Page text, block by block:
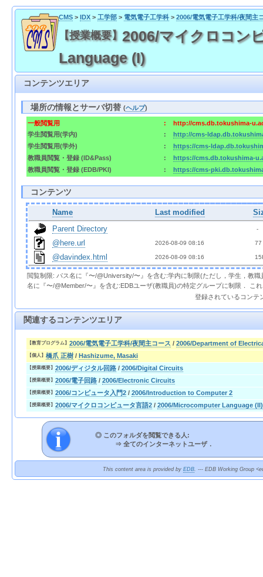
CMS> IDX> 工学部> 電気電子工学科> 2006/電気電子工学科/夜間主
【授業概要】 2006/マイクロコン
Language (I)
コンテンツエリア
場所の情報とサーバ切替(ヘルプ)
一般閲覧用 :
http://cms.db.tokushima-
学生閲覧用(学内)
:
http://cms-
学生閲覧用(学外)
:
https://cms-
教職員閲覧・登録 (ID&Pass)
:
https://cms.db.tokushima-
教職員閲覧・登録 (EDB/PKI)
: https://cms-
コンテンツ
Name Last modified
Parent Directory
  -
@here.url 2026-08-09 08:16 77
@davindex.html 2026-08-09 08:16
閲覧制限: パス名に『〜/@University/〜』を含む:学内に制限(ただし，学生，教
名に『〜/@Member/〜』を含む:EDBユーザ(教職員)の特定グループに制限． こ
登録されているコンテ
関連するコンテンツエリア
【教育プログラム】 2006/電気電子工学科/夜間主コース / 2006/Department of
【個人】 橋爪 正樹 / Hashizume, Masaki
【授業概要】 2006/ディジタル回路 / 2006/Digital Circuits
【授業概要】 2006/電子回路 / 2006/Electronic Circuits
【授業概要】 2006/コンピュータ入門2 / 2006/Introduction to Computer 2
【授業概要】 2006/マイクロコンピュータ言語2 / 2006/Microcomputer Language (II)
◎ このフォルダを閲覧できる人:
⇒ 全てのインターネットユーザ．
This content area is provided by EDB. --- EDB Working Group